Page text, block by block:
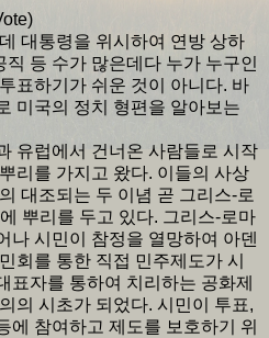
대통령을 위시하여 연방 상하
등 수가 많은데다 누가 누구인
표하기가 쉬운 것이 아니다. 바
미국의 정치 형편을 알아보는
유럽에서 건너온 사람들로 시작
리를 가지고 왔다. 이들의 사상
대조되는 두 이념 곧 그리스-로
뿌리를 두고 있다. 그리스-로마
나 시민이 참정을 열망하여 아덴
회를 통한 직접 민주제도가 시
표자를 통하여 치리하는 공화제
의 시초가 되었다. 시민이 투표,
에 참여하고 제도를 보호하기 위